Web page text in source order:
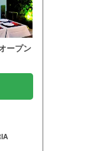
ープン